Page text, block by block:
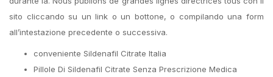
sito cliccando su un link o un bottone, o compilando una form
all’intestazione precedente o successiva.
conveniente Sildenafil Citrate Italia
Pillole Di Sildenafil Citrate Senza Prescrizione Medica